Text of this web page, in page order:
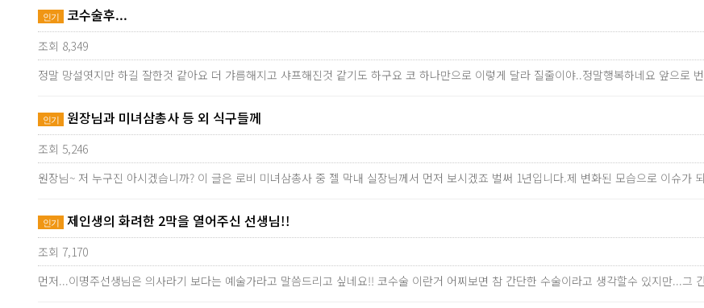
인기 코수술후...
조회 8,349
정말 망설엿지만 하길 잘한것 같아요 더 갸름해지고 샤프해진것 같기도 하구요 코 하나만으로 이렇게 달라 질줄이야..정말행복하네요 앞으로
인기 원장님과 미녀삼총사 등 외 식구들께
조회 5,246
원장님~ 저 누구진 아시겠습니까? 이 글은 로비 미녀삼총사 중 젤 막내 실장님께서 먼저 보시겠죠 벌써 1년입니다.제 변화된 모습으로 이슈가
인기 제인생의 화려한 2막을 열어주신 선생님!!
조회 7,170
먼저...이명주선생님은 의사라기 보다는 예술가라고 말씀드리고 싶네요!! 코수술 이란거 어찌보면 참 간단한 수술이라고 생각할수 있지만...그